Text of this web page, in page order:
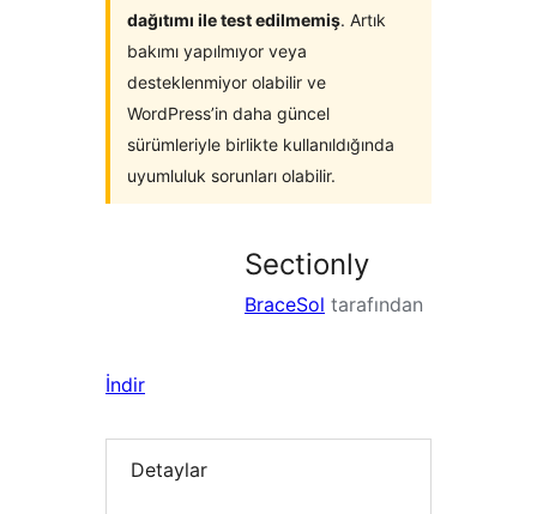
dağıtımı ile test edilmemiş. Artık
bakımı yapılmıyor veya
desteklenmiyor olabilir ve
WordPress’in daha güncel
sürümleriyle birlikte kullanıldığında
uyumluluk sorunları olabilir.
Sectionly
BraceSol tarafından
İndir
Detaylar